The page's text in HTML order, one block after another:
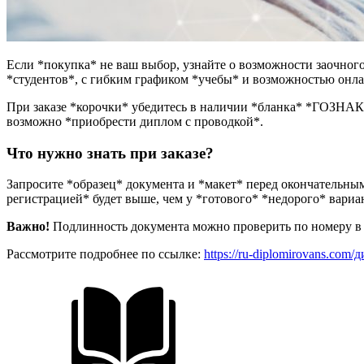
Если *покупка* не ваш выбор, узнайте о возможности
*студентов*, с гибким графиком *учебы* и возможностью
При заказе *корочки* убедитесь в наличии *бланка*
возможно *приобрести диплом с проводкой*.
Что нужно знать при заказе?
Запросите *образец* документа и *макет* перед
регистрацией* будет выше, чем у *готового* *недорого*
Важно! Подлинность документа можно проверить по номеру
Рассмотрите подробнее по ссылке: https://ru-diplomirovans.com/